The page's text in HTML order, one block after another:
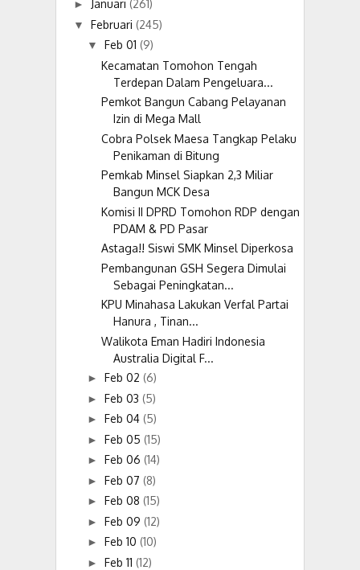
► Januari (261)
▼ Februari (245)
▼ Feb 01 (9)
Kecamatan Tomohon Tengah
Terdepan Dalam Pengeluara...
Pemkot Bangun Cabang Pelayanan
Izin di Mega Mall
Cobra Polsek Maesa Tangkap Pelaku
Penikaman di Bitung
Pemkab Minsel Siapkan 2,3 Miliar
Bangun MCK Desa
Komisi II DPRD Tomohon RDP dengan
PDAM & PD Pasar
Astaga!! Siswi SMK Minsel Diperkosa
Pembangunan GSH Segera Dimulai
Sebagai Peningkatan...
KPU Minahasa Lakukan Verfal Partai
Hanura , Tinan...
Walikota Eman Hadiri Indonesia
Australia Digital F...
► Feb 02 (6)
► Feb 03 (5)
► Feb 04 (5)
► Feb 05 (15)
► Feb 06 (14)
► Feb 07 (8)
► Feb 08 (15)
► Feb 09 (12)
► Feb 10 (10)
► Feb 11 (12)